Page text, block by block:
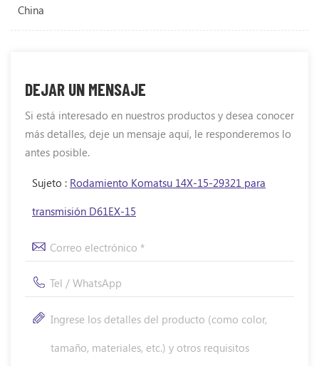
China
DEJAR UN MENSAJE
Si está interesado en nuestros productos y desea conocer
más detalles, deje un mensaje aquí, le responderemos lo
antes posible.
Sujeto : Rodamiento Komatsu 14X-15-29321 para
transmisión D61EX-15